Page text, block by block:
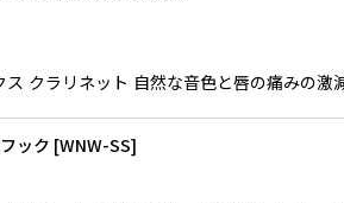
クラリネット 自然な音色と唇の痛みの
ック [WNW-SS]